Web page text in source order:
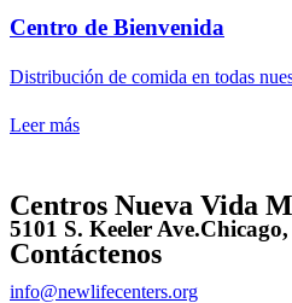
Centro de Bienvenida
Distribución de comida en todas
Leer más
Centros Nueva Vida
5101 S. Keeler Ave.
Contáctenos
info@newlifecenters.org